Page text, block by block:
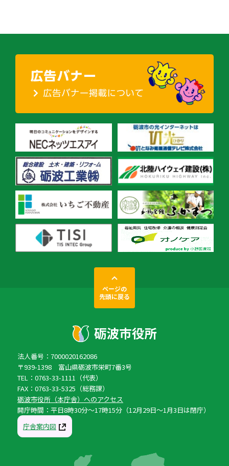
ページの
先頭に戻る
法人番号：7000020162086
〒939-1398 富山県砺波市栄町7番3号
TEL：0763-33-1111（代表）
FAX：0763-33-5325（総務課）
砺波市役所（本庁舎）へのアクセス
開庁時間：平日8時30分〜17時15分（12月29日〜1月3日は閉庁）
庁舎案内図